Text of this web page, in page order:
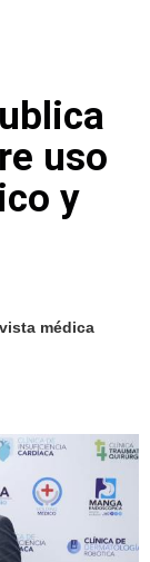
uso
y
médica